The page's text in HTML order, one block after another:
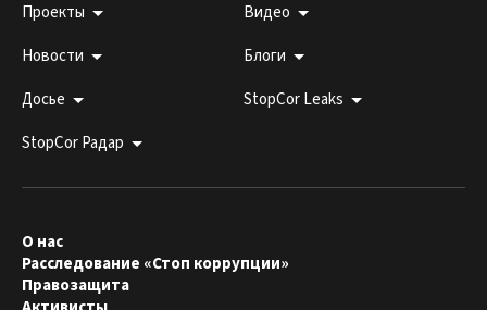
Проекты
Видео
Новости
Блоги
Досье
StopCor Leaks
StopCor Радар
О нас
Расследование «Стоп коррупции»
Правозащита